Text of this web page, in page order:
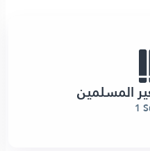
المسلمين
1